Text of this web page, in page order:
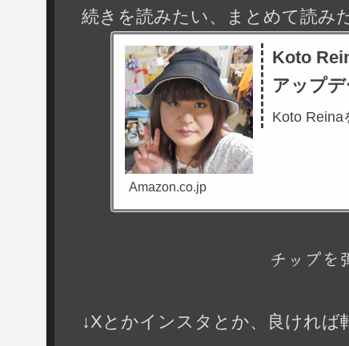
続きを読みたい、まとめて読み
Koto
アップデ
Koto Reina
Amazon.co.jp
チップを
↓Xとかインスタとか、良ければ